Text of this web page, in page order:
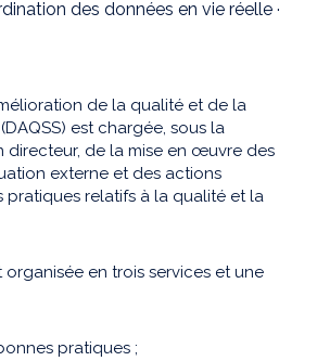
des données en vie réelle ·
de la qualité et de la
est chargée, sous la
directeur, de la mise en œuvre des
externe et des actions
pratiques relatifs à la qualité et la
en trois services et une
pratiques ;